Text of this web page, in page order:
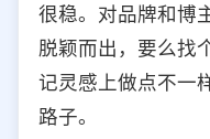
很稳。对品牌和博
脱颖而出，要么找
记灵感上做点不一
路子。